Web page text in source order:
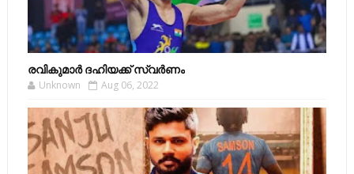
രവികുമാര്‍ ദഹിയക്ക് സ്വര്‍ണം
Unknown Aug 06, 2022